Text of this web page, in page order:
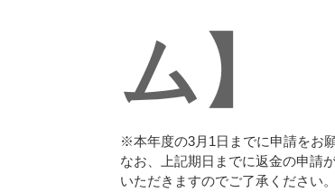
ム】
※本年度の3月1日までに申請をお
なお、上記期日までに返金の申請
いただきますのでご了承ください。